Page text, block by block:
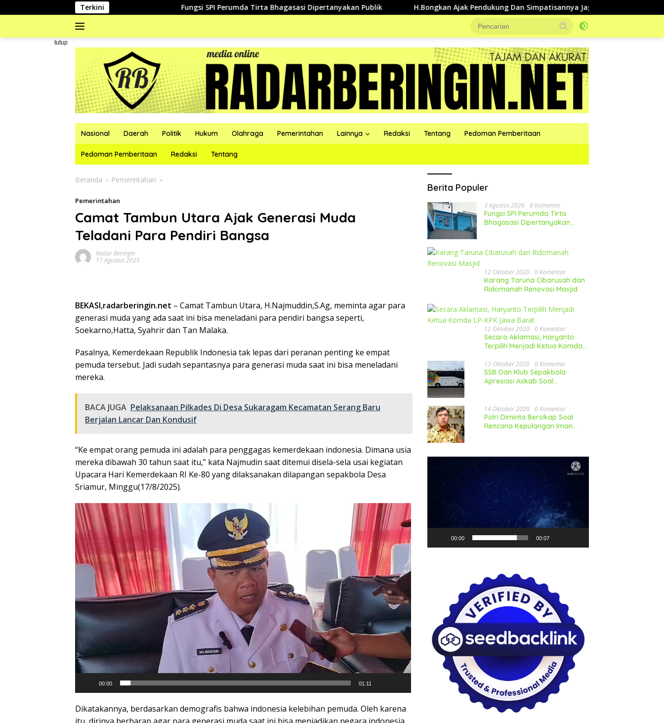
ke
Terkini Fungsi SPI Perumda Tirta Bhagasasi Dipertanyakan Publik H.Bongkan Ajak Pendukung Dan Simpatisannya Jaga Kondusifitas Selama Pilkades
tutup#
Nasional Daerah Politik Hukum Olahraga Pemerintahan Lainnya Redaksi Tentang Pedoman Pemberitaan
Pedoman Pemberitaan Redaksi Tentang
Beranda Pemerintahan
Pemerintahan
Camat Tambun Utara Ajak Generasi Muda
Teladani Para Pendiri Bangsa
Radar Beringin
17 Agustus 2025
BEKASI,radarberingin.net – Camat Tambun Utara, H.Najmuddin,S.Ag, meminta agar para
generasi muda yang ada saat ini bisa meneladani para pendiri bangsa seperti,
Soekarno,Hatta, Syahrir dan Tan Malaka.
Pasalnya, Kemerdekaan Republik Indonesia tak lepas dari peranan penting ke empat
pemuda tersebut. Jadi sudah sepantasnya para generasi muda saat ini bisa meneladani
mereka.
BACA JUGA Pelaksanaan Pilkades Di Desa Sukaragam Kecamatan Serang Baru
Berjalan Lancar Dan Kondusif
“Ke empat orang pemuda ini adalah para penggagas kemerdekaan indonesia. Dimana usia
mereka dibawah 30 tahun saat itu,” kata Najmudin saat ditemui disela-sela usai kegiatan
Upacara Hari Kemerdekaan RI Ke-80 yang dilaksanakan dilapangan sepakbola Desa
Sriamur, Minggu(17/8/2025).
Pemutar
Video
00:00 01:11
Dikatakannya, berdasarkan demografis bahwa indonesia kelebihan pemuda. Oleh karena
Berita Populer
3 Agustus 2026 0 Komentar
Fungsi SPI Perumda Tirta
Bhagasasi Dipertanyakan
12 Oktober 2020 0 Komentar
Karang Taruna Cibarusah dan
Ridomanah Renovasi Masjid
12 Oktober 2020 0 Komentar
Secara Aklamasi, Haryanto
Terpilih Menjadi Ketua Komda
13 Oktober 2020 0 Komentar
SSB Dan Klub Sepakbola
Apresiasi Askab Soal
14 Oktober 2020 0 Komentar
Polri Diminta Bersikap Soal
Rencana Kepulangan Iman
00:00 00:07